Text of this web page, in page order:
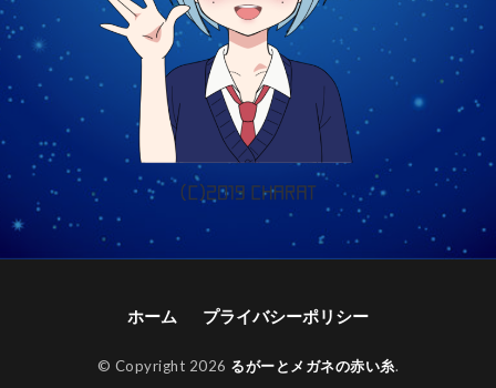
ホーム プライバシーポリシー
© Copyright 2026 るがーとメガネの赤い糸.